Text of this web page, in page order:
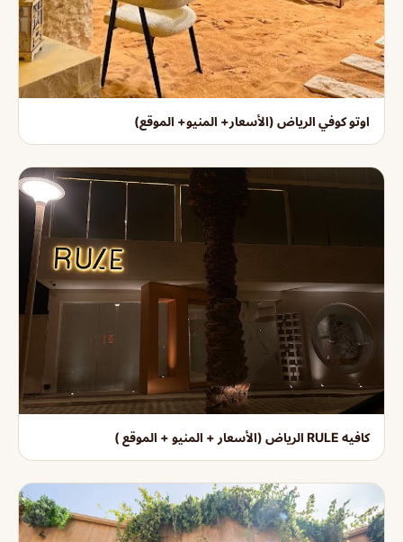
اوتو كوفي الرياض (الأسعار+ المنيو+ الموقع)
كافيه RULE الرياض (الأسعار + المنيو + الموقع )